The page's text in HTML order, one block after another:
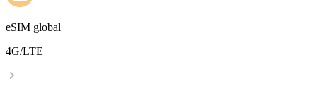
eSIM global
4G/LTE